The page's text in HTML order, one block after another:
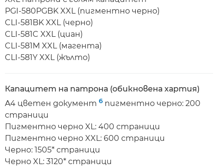
PGI-580PGBK XXL (пигментно черно)
CLI-581BK XXL (черно)
CLI-581C XXL (циан)
CLI-581M XXL (магента)
CLI-581Y XXL (жълто)
Капацитет на патрона (обикновена хартия)
A4 цветен документ 6 пигментно черно: 200
страници
Пигментно черно XL: 400 страници
Пигментно черно XXL: 600 страници
Черно: 1505* страници
Черно XL: 3120* страници